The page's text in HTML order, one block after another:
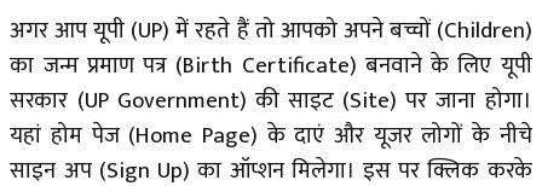
अगर आप यूपी (UP) में रहते हैं तो आपको अपने बच्चों (Children)
का जन्म प्रमाण पत्र (Birth Certificate) बनवाने के लिए यूपी
सरकार (UP Government) की साइट (Site) पर जाना होगा।
यहां होम पेज (Home Page) के दाएं और यूजर लोगों के नीचे
साइन अप (Sign Up) का ऑप्शन मिलेगा। इस पर क्लिक करके